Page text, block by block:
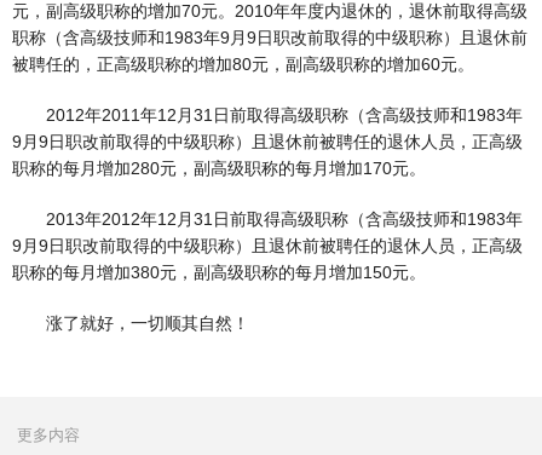
元，副高级职称的增加70元。2010年年度内退休的，退休前取得高级
职称（含高级技师和1983年9月9日职改前取得的中级职称）且退休前
被聘任的，正高级职称的增加80元，副高级职称的增加60元。
2012年2011年12月31日前取得高级职称（含高级技师和1983年
9月9日职改前取得的中级职称）且退休前被聘任的退休人员，正高级
职称的每月增加280元，副高级职称的每月增加170元。
2013年2012年12月31日前取得高级职称（含高级技师和1983年
9月9日职改前取得的中级职称）且退休前被聘任的退休人员，正高级
职称的每月增加380元，副高级职称的每月增加150元。
涨了就好，一切顺其自然！
更多内容